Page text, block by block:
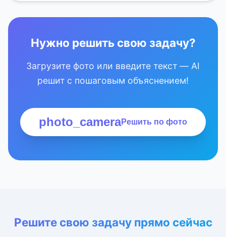
Нужно решить свою задачу?
Загрузите фото или введите текст — AI
решит с пошаговым объяснением!
photo_cameraРешить по фото
Решите свою задачу прямо сейчас